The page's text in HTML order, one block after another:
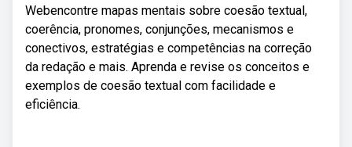
Webencontre mapas mentais sobre coesão textual,
coerência, pronomes, conjunções, mecanismos e
conectivos, estratégias e competências na correção
da redação e mais. Aprenda e revise os conceitos e
exemplos de coesão textual com facilidade e
eficiência.